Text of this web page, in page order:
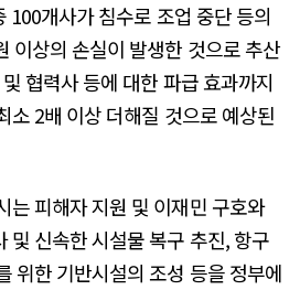
100개사가 침수로 조업 중단 등의
이상의 손실이 발생한 것으로 추산
협력사 등에 대한 파급 효과까지
소 2배 이상 더해질 것으로 예상된
는 피해자 지원 및 이재민 구호와
및 신속한 시설물 복구 추진, 항구
위한 기반시설의 조성 등을 정부에